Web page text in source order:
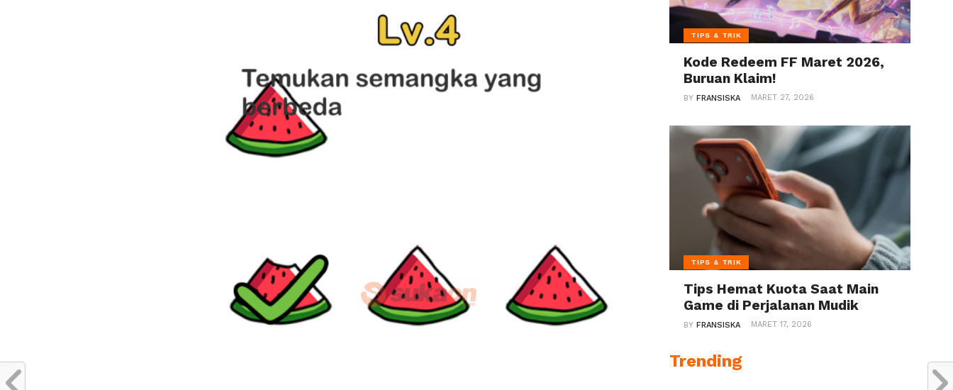
TIPS & TRIK
Kode Redeem FF Maret 2026,
Buruan Klaim!
BYFRANSISKA MARET 27, 2026
TIPS & TRIK
Tips Hemat Kuota Saat Main
Game di Perjalanan Mudik
BYFRANSISKA MARET 17, 2026
Trending